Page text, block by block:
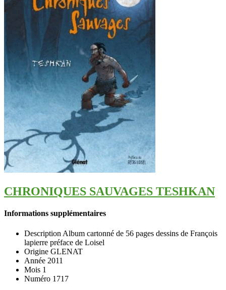
CHRONIQUES SAUVAGES TESHKAN
Informations supplémentaires
Description Album cartonné de 56 pages dessins de François
lapierre préface de Loisel
Origine GLENAT
Année 2011
Mois 1
Numéro 1717